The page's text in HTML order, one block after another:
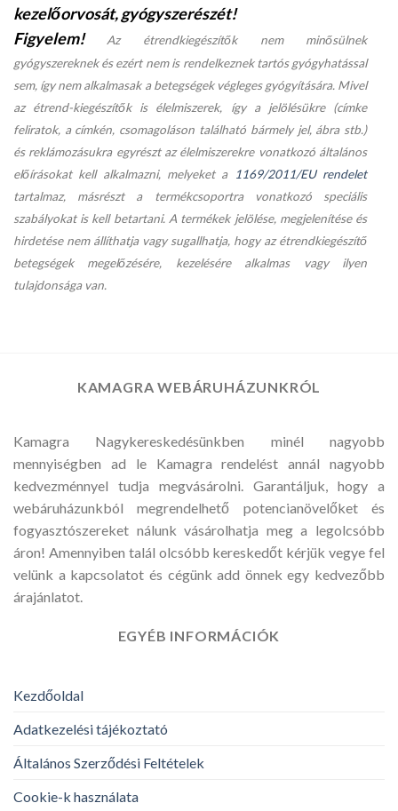
kezelőorvosát, gyógyszerészét!
Figyelem!Az étrendkiegészítők nem minősülnek
gyógyszereknek és ezért nem is rendelkeznek tartós gyógyhatással
sem, így nem alkalmasak a betegségek végleges gyógyítására. Mivel
az étrend-kiegészítők is élelmiszerek, így a jelölésükre (címke
feliratok, a címkén, csomagoláson található bármely jel, ábra stb.)
és reklámozásukra egyrészt az élelmiszerekre vonatkozó általános
előírásokat kell alkalmazni, melyeket a 1169/2011/EU rendelet
tartalmaz, másrészt a termékcsoportra vonatkozó speciális
szabályokat is kell betartani. A termékek jelölése, megjelenítése és
hirdetése nem állíthatja vagy sugallhatja, hogy az étrendkiegészítő
betegségek megelőzésére, kezelésére alkalmas vagy ilyen
tulajdonsága van.
KAMAGRA WEBÁRUHÁZUNKRÓL
Kamagra Nagykereskedésünkben minél nagyobb
mennyiségben ad le Kamagra rendelést annál nagyobb
kedvezménnyel tudja megvásárolni. Garantáljuk, hogy a
webáruházunkból megrendelhető potencianövelőket és
fogyasztószereket nálunk vásárolhatja meg a legolcsóbb
áron! Amennyiben talál olcsóbb kereskedőt kérjük vegye fel
velünk a kapcsolatot és cégünk add önnek egy kedvezőbb
árajánlatot.
EGYÉB INFORMÁCIÓK
Kezdőoldal
Adatkezelési tájékoztató
Általános Szerződési Feltételek
Cookie-k használata